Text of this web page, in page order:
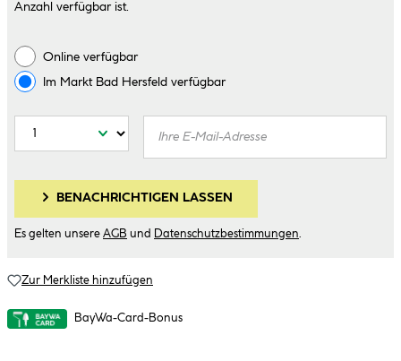
Anzahl verfügbar ist.
Online verfügbar
Im Markt Bad Hersfeld verfügbar
BENACHRICHTIGEN LASSEN
Es gelten unsere AGB und Datenschutzbestimmungen
Zur Merkliste hinzufügen
BayWa-Card-Bonus